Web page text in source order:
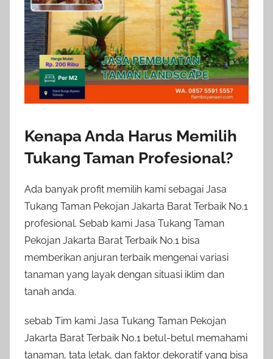
Kenapa Anda Harus Memilih
Tukang Taman Profesional?
Ada banyak profit memilih kami sebagai Jasa
Tukang Taman Pekojan Jakarta Barat Terbaik No.1
profesional. Sebab kami Jasa Tukang Taman
Pekojan Jakarta Barat Terbaik No.1 bisa
memberikan anjuran terbaik mengenai variasi
tanaman yang layak dengan situasi iklim dan
tanah anda.
sebab Tim kami Jasa Tukang Taman Pekojan
Jakarta Barat Terbaik No.1 betul-betul memahami
tanaman, tata letak, dan faktor dekoratif yang bisa